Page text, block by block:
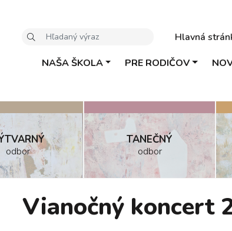
Hlavná
NAŠA ŠKOLA
PRE RODIČOV
odbor
TANEČNÝ
odbor
Vianočný koncert